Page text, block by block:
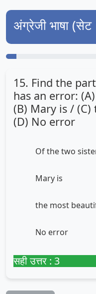
अंग्रेजी भाषा
15. Find the
has an error:
(B) Mary is /
(D) No error
Of the two
Mary is
the most
No error
सही उत्तर : 3